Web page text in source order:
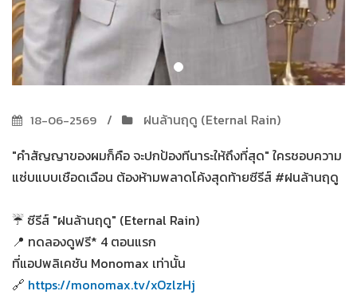
18-06-2569
ฝนล้านฤดู (Eternal Rain)
"คำสัญญาของผมก็คือ จะปกป้องทีนาระให้ถึงที่สุด" ใครชอบความ
แซ่บแบบเชือดเฉือน ต้องห้ามพลาดโค้งสุดท้ายซีรีส์ #ฝนล้านฤดู
☔ ซีรีส์ "ฝนล้านฤดู" (Eternal Rain)
📍 ทดลองดูฟรี* 4 ตอนแรก
ที่แอปพลิเคชัน Monomax เท่านั้น
🔗 https://monomax.tv/xOzlzHj